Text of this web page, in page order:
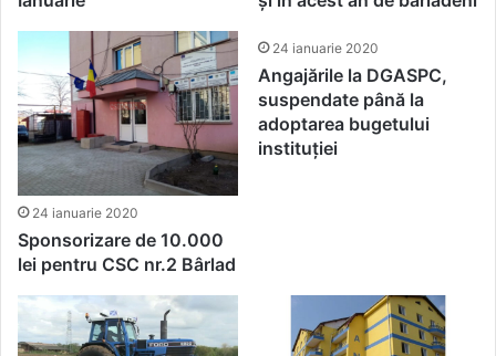
24 ianuarie 2020
Sponsorizare de 10.000
lei pentru CSC nr.2 Bârlad
24 ianuarie 2020
Angajările la DGASPC,
suspendate până la
adoptarea bugetului
instituției